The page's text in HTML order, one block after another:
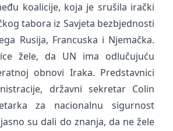
koalicije, koja je srušila irački
tabora iz Savjeta bezbjednosti
Rusija, Francuska i Njemačka.
žele, da UN ima odlučujuću
obnovi Iraka. Predstavnici
državni sekretar Colin
za nacionalnu sigurnost
su dali do znanja, da ne žele